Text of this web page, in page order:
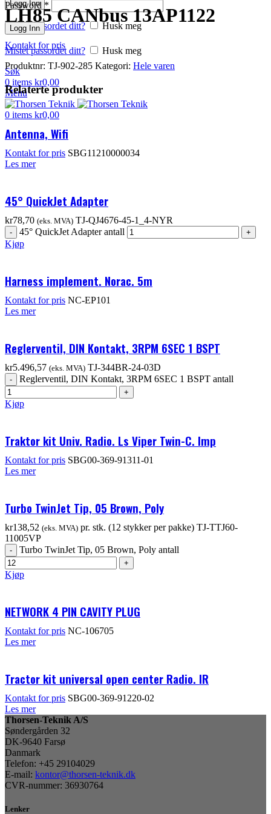
Logg Inn
Mistet passordet ditt? Husk meg
Password *
Logg Inn
Mistet passordet ditt?
Husk meg
Søk
0 items kr0,00
Menu
0 items kr0,00
LH85 CANbus 13AP1122
Kontakt for pris
Produktnr: TJ-902-285 Kategori: Hele varen
Relaterte produkter
Antenna, Wifi
Kontakt for pris SBG11210000034
Les mer
45° QuickJet Adapter
kr78,70 (eks. MVA) TJ-QJ4676-45-1_4-NYR
45° QuickJet Adapter antall
Kjøp
Harness implement. Norac. 5m
Kontakt for pris NC-EP101
Les mer
Reglerventil, DIN Kontakt, 3RPM 6SEC 1 BSPT
kr5.496,57 (eks. MVA) TJ-344BR-24-03D
Reglerventil, DIN Kontakt, 3RPM 6SEC 1 BSPT antall
Kjøp
Traktor kit Univ. Radio. Ls Viper Twin-C. Imp
Kontakt for pris SBG00-369-91311-01
Les mer
Turbo TwinJet Tip, 05 Brown, Poly
kr138,52 (eks. MVA) pr. stk. (12 stykker per pakke) TJ-TTJ60-
11005VP
Turbo TwinJet Tip, 05 Brown, Poly antall
Kjøp
NETWORK 4 PIN CAVITY PLUG
Kontakt for pris NC-106705
Les mer
Tractor kit universal open center Radio. IR
Kontakt for pris SBG00-369-91220-02
Les mer
Thorsen-Teknik A/S
Søndergården 32
DK-9640 Farsø
Danmark
Telefon: +45 29104029
E-mail: kontor@thorsen-teknik.dk
CVR-nummer: 36930764
Lenker